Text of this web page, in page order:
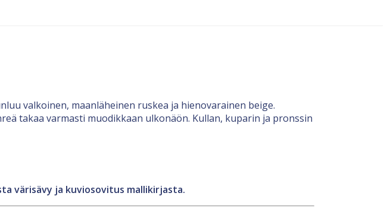
valkoinen, maanläheinen ruskea ja hienovarainen beige.
takaa varmasti muodikkaan ulkonäön. Kullan, kuparin ja pronssin
värisävy ja kuviosovitus mallikirjasta.